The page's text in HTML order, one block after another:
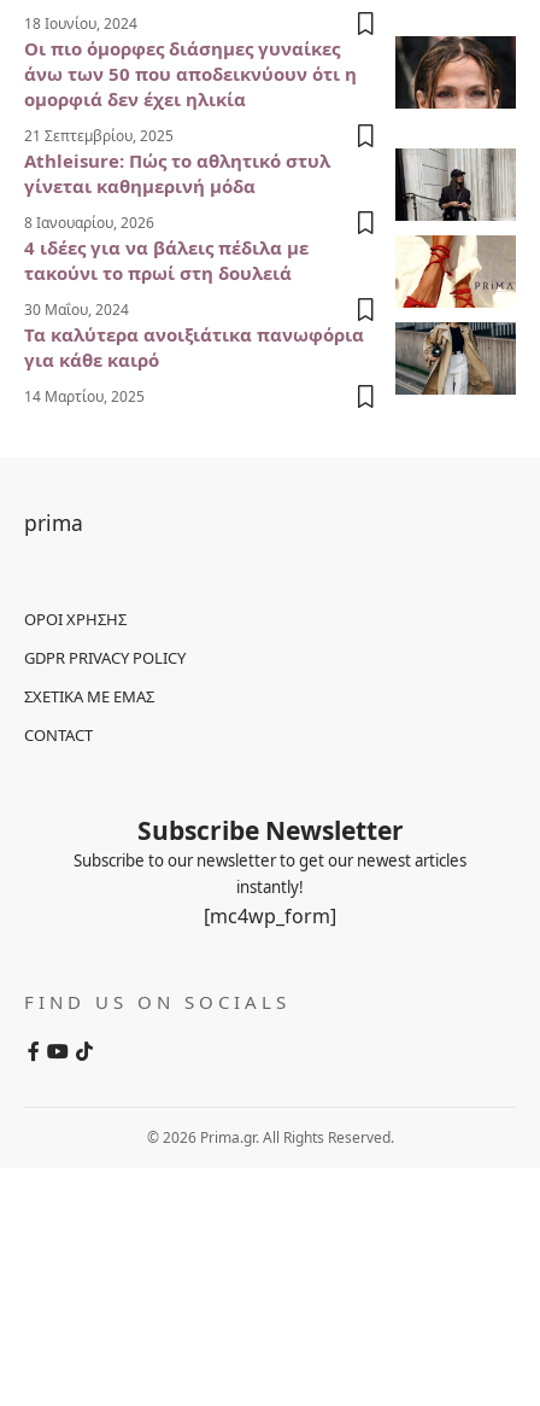
18 Ιουνίου, 2024
Οι πιο όμορφες διάσημες γυναίκες
άνω των 50 που αποδεικνύουν ότι η
ομορφιά δεν έχει ηλικία
21 Σεπτεμβρίου, 2025
Athleisure: Πώς το αθλητικό στυλ
γίνεται καθημερινή μόδα
8 Ιανουαρίου, 2026
4 ιδέες για να βάλεις πέδιλα με
τακούνι το πρωί στη δουλειά
30 Μαΐου, 2024
Τα καλύτερα ανοιξιάτικα πανωφόρια
για κάθε καιρό
14 Μαρτίου, 2025
prima
ΌΡΟΙ ΧΡΉΣΗΣ
GDPR PRIVACY POLICY
ΣΧΕΤΙΚΆ ΜΕ ΕΜΆΣ
CONTACT
Subscribe Newsletter
Subscribe to our newsletter to get our newest articles
instantly!
[mc4wp_form]
FIND US ON SOCIALS
© 2026 Prima.gr. All Rights Reserved.